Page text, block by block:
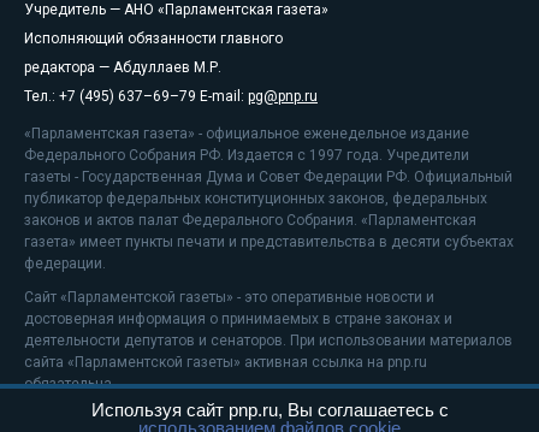
Учредитель — АНО «Парламентская газета»
Исполняющий обязанности главного
редактора — Абдуллаев М.Р.
Тел.: +7 (495) 637–69–79 E-mail: pg@pnp.ru
«Парламентская газета» - официальное еженедельное издание
Федерального Собрания РФ. Издается с 1997 года. Учредители
газеты - Государственная Дума и Совет Федерации РФ. Официальный
публикатор федеральных конституционных законов, федеральных
законов и актов палат Федерального Собрания. «Парламентская
газета» имеет пункты печати и представительства в десяти субъектах
федерации.
Сайт «Парламентской газеты» - это оперативные новости и
достоверная информация о принимаемых в стране законах и
деятельности депутатов и сенаторов. При использовании материалов
сайта «Парламентской газеты» активная ссылка на pnp.ru
обязательна.
На информационном ресурсе применяютсярекомендательные
Используя сайт pnp.ru, Вы соглашаетесь с
использованием файлов cookie